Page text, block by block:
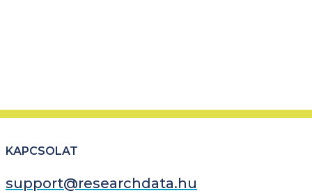
KAPCSOLAT
support@researchdata.hu